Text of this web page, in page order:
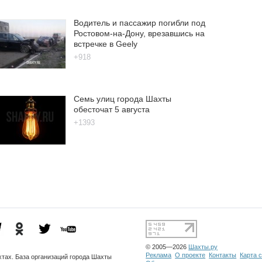
Водитель и пассажир погибли под
Ростовом-на-Дону, врезавшись на
встречке в Geely
+918
Семь улиц города Шахты
обесточат 5 августа
+1393
База организаций города Шахты
© 2005—2026 Шахты.ру
Реклама О проекте Контакты Карта